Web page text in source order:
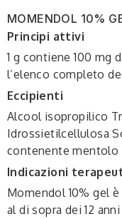
MOMENDOL 10%
Principi attivi
1 g contiene 100 mg
l’elenco completo
Eccipienti
Alcool isopropilico
Idrossietilcellulosa
contenente mentolo
Indicazioni
Momendol 10% gel
al di sopra dei 12